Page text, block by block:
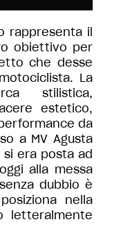
rappresenta il
obiettivo per
che desse
La
stilistica,
estetico,
da
a MV Agusta
si era posta ad
alla messa
dubbio è
nella
letteralmente